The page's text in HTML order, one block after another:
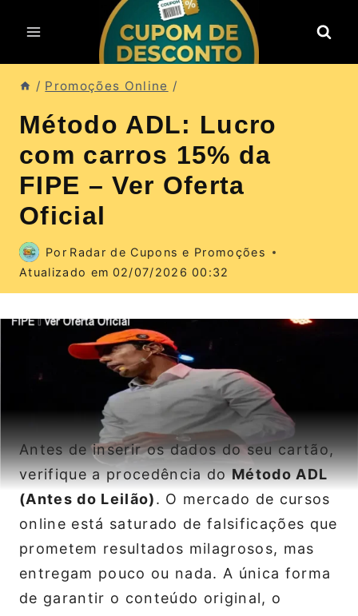
para
o
Conteúdo
/ Promoções Online /
Método ADL: Lucro
com carros 15% da
FIPE – Ver Oferta
Oficial
Por Radar de Cupons e Promoções
Atualizado em 02/07/2026 00:32
Antes de inserir os dados do seu cartão,
verifique a procedência doMétodo ADL
(Antes do Leilão). O mercado de cursos
online está saturado de falsificações que
prometem resultados milagrosos, mas
entregam pouco ou nada. A única forma
de garantir o conteúdo original, o